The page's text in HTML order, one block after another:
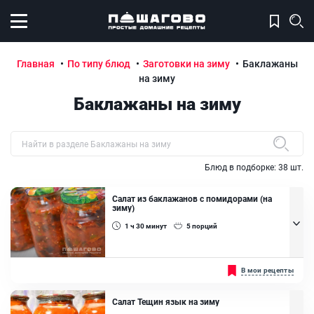
Открыть меню
Главная По типу блюд Заготовки на зиму
Баклажаны
на зиму
Баклажаны на зиму
Быстрый поиск рецепта по названиюБлюд в подборке: 38 шт.
Салат из баклажанов с помидорами (на
зиму)
1 ч 30минут 5порций
Заготовка из баклажанов на зиму станет отличным дополнением
к основным блюдам. Тем более, если готовить ее самостоятельно,
а не покупать в магазинах, то выходит значительно дешевле, так
как в сезон продукты будут стоить гораздо дешевле. Поэтому не
пренебрегайте временем и возможностью вовремя закупиться
В мои рецепты
Салат Тещин язык на зиму